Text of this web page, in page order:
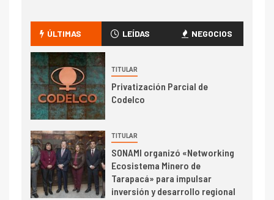
crecimiento regional: Banco
Central reporta resultados
trimestre
4 I+D
Informe bimensual de
Cochilco: precio del cobre
de concentrados
5 I+D
Estudio revela cómo el precio
del cobre y educación superior
se relacionan en zonas
ÚLTIMAS LEÍDAS NEGOCIOS
TITULAR
Privatización Parcial de
Codelco
TITULAR
SONAMI organizó «Networking
Ecosistema Minero de
Tarapacá» para impulsar
inversión y desarrollo regional